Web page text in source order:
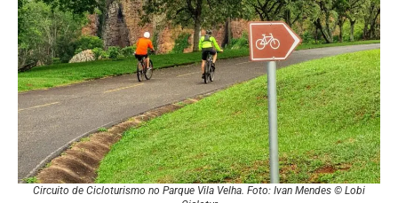
Circuito de Cicloturismo no Parque Vila Velha. Foto: Ivan Mendes © Lobi